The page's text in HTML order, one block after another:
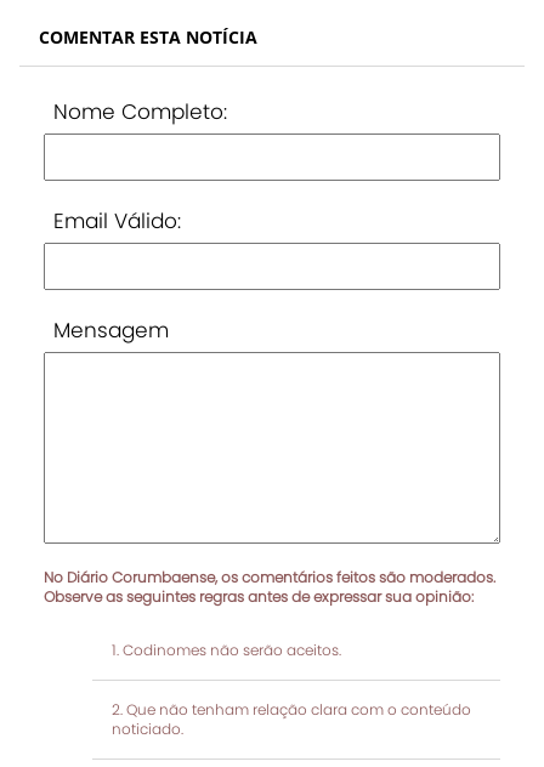
COMENTAR ESTA NOTÍCIA
Nome Completo:
Email Válido:
Mensagem
No Diário Corumbaense, os comentários feitos são moderados.
Observe as seguintes regras antes de expressar sua opinião:
Codinomes não serão aceitos.
Que não tenham relação clara com o conteúdo
noticiado.